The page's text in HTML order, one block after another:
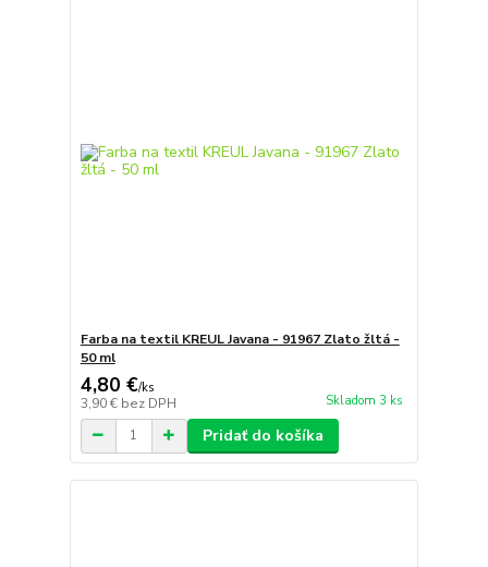
Farba na textil KREUL Javana - 91967 Zlato žltá -
50 ml
4,80 €/ks
3,90 € bez DPH Skladom 3 ks
Pridať do košíka